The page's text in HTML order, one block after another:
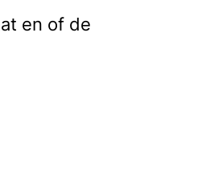
en of de